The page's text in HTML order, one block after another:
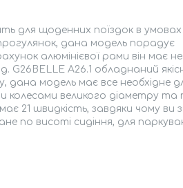
для щоденних поїздок в умовах
дана модель порадує
алюмінієвої рами він має
G26BELLE A26.1 обладнаний
модель має все необхідне
колесами великого діаметру та
21 швидкість, завдяки чому ви
по висоті сидіння, для